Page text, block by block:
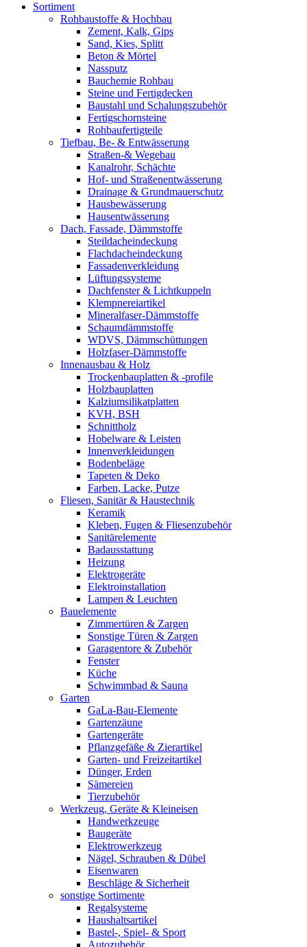
Sortiment
Rohbaustoffe & Hochbau
Zement, Kalk, Gips
Sand, Kies, Splitt
Beton & Mörtel
Nassputz
Bauchemie Rohbau
Steine und Fertigdecken
Baustahl und Schalungszubehör
Fertigschornsteine
Rohbaufertigteile
Tiefbau, Be- & Entwässerung
Straßen-& Wegebau
Kanalrohr, Schächte
Hof- und Straßenentwässerung
Drainage & Grundmauerschutz
Hausbewässerung
Hausentwässerung
Dach, Fassade, Dämmstoffe
Steildacheindeckung
Flachdacheindeckung
Fassadenverkleidung
Lüftungssysteme
Dachfenster & Lichtkuppeln
Klempnereiartikel
Mineralfaser-Dämmstoffe
Schaumdämmstoffe
WDVS, Dämmschüttungen
Holzfaser-Dämmstoffe
Innenausbau & Holz
Trockenbauplatten & -profile
Holzbauplatten
Kalziumsilikatplatten
KVH, BSH
Schnittholz
Hobelware & Leisten
Innenverkleidungen
Bodenbeläge
Tapeten & Deko
Farben, Lacke, Putze
Fliesen, Sanitär & Haustechnik
Keramik
Kleben, Fugen & Fliesenzubehör
Sanitärelemente
Badausstattung
Heizung
Elektrogeräte
Elektroinstallation
Lampen & Leuchten
Bauelemente
Zimmertüren & Zargen
Sonstige Türen & Zargen
Garagentore & Zubehör
Fenster
Küche
Schwimmbad & Sauna
Garten
GaLa-Bau-Elemente
Gartenzäune
Gartengeräte
Pflanzgefäße & Zierartikel
Garten- und Freizeitartikel
Dünger, Erden
Sämereien
Tierzubehör
Werkzeug, Geräte & Kleineisen
Handwerkzeuge
Baugeräte
Elektrowerkzeug
Nägel, Schrauben & Dübel
Eisenwaren
Beschläge & Sicherheit
sonstige Sortimente
Regalsysteme
Haushaltsartikel
Bastel-, Spiel- & Sport
Autozubehör